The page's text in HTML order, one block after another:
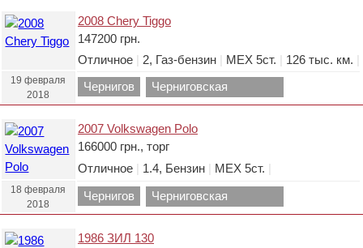
2008 Chery Tiggo
147200 грн.
Отличное
2, Газ-бензин МЕХ 5ст. 126 тыс. км.
19 февраля
2018
Чернигов
Черниговская
область.
2007 Volkswagen Polo
166000 грн., торг
Отличное
1.4, Бензин МЕХ 5ст.
18 февраля
2018
Чернигов
Черниговская
область.
1986 ЗИЛ 130